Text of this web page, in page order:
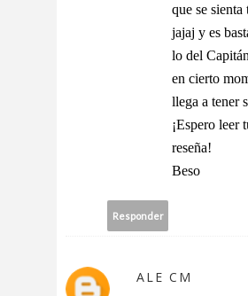
que se sienta
jajaj y es
lo del
en cierto
llega a tener
¡Espero leer
reseña!
Beso
Responder
ALE CM